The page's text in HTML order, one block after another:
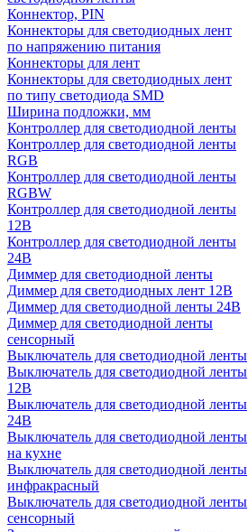
Коннектор, PIN
Коннекторы для светодиодных лент
по напряжению питания
Коннекторы для лент
Коннекторы для светодиодных лент
по типу светодиода SMD
Ширина подложки, мм
Контроллер для светодиодной ленты
Контроллер для светодиодной ленты
RGB
Контроллер для светодиодной ленты
RGBW
Контроллер для светодиодной ленты
12В
Контроллер для светодиодной ленты
24В
Диммер для светодиодной ленты
Диммер для светодиодных лент 12В
Диммер для светодиодной ленты 24В
Диммер для светодиодной ленты
сенсорный
Выключатель для светодиодной ленты
Выключатель для светодиодной ленты
12В
Выключатель для светодиодной ленты
24В
Выключатель для светодиодной ленты
на кухне
Выключатель для светодиодной ленты
инфракрасный
Выключатель для светодиодной ленты
сенсорный